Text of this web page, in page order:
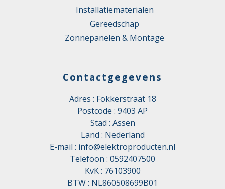
Installatiematerialen
Gereedschap
Zonnepanelen & Montage
Contactgegevens
Adres : Fokkerstraat 18
Postcode : 9403 AP
Stad : Assen
Land : Nederland
E-mail : info@elektroproducten.nl
Telefoon : 0592407500
KvK : 76103900
BTW : NL860508699B01